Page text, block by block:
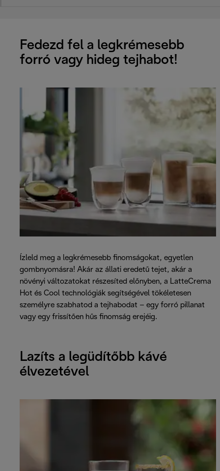
Fedezd fel a legkrémesebb
forró vagy hideg tejhabot!
Ízleld meg a legkrémesebb finomságokat, egyetlen
gombnyomásra! Akár az állati eredetű tejet, akár a
növényi változatokat részesíted előnyben, a LatteCrema
Hot és Cool technológiák segítségével tökéletesen
személyre szabhatod a tejhabodat – egy forró pillanat
vagy egy frissítően hűs finomság erejéig.
Lazíts a legüdítőbb kávé
élvezetével